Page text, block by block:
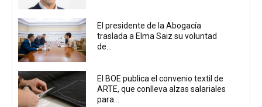
El presidente de la Abogacía
traslada a Elma Saiz su voluntad
de...
El BOE publica el convenio textil de
ARTE, que conlleva alzas salariales
para...